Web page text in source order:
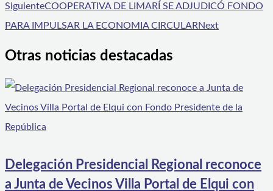
SiguienteCOOPERATIVA DE LIMARÍ SE ADJUDICÓ FONDO
PARA IMPULSAR LA ECONOMIA CIRCULARNext
Otras noticias destacadas
Delegación Presidencial Regional reconoce
a Junta de Vecinos Villa Portal de Elqui con